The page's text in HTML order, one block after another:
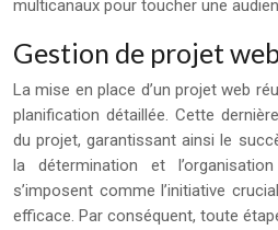
multicanaux pour toucher une
Gestion de projet
La mise en place d’un projet web
planification détaillée. Cette
du projet, garantissant ainsi le
la détermination et
s’imposent comme l’initiative
efficace. Par conséquent, toute